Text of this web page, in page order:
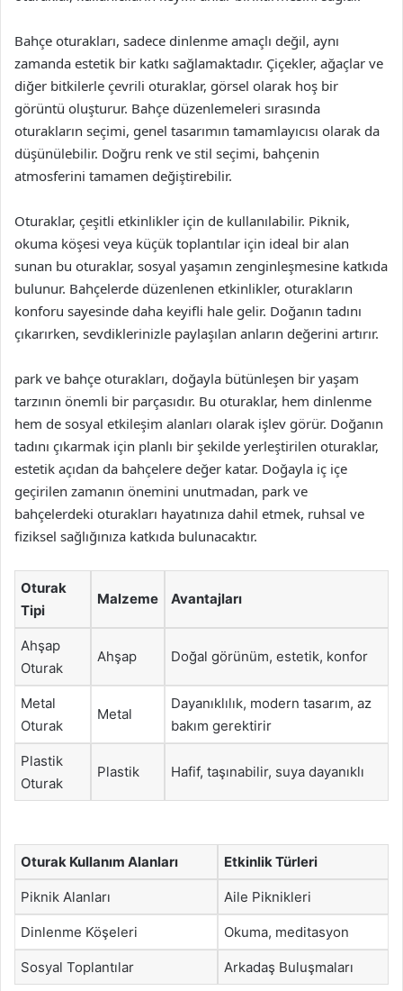
Bahçe oturakları, sadece dinlenme amaçlı değil, aynı
zamanda estetik bir katkı sağlamaktadır. Çiçekler, ağaçlar ve
diğer bitkilerle çevrili oturaklar, görsel olarak hoş bir
görüntü oluşturur. Bahçe düzenlemeleri sırasında
oturakların seçimi, genel tasarımın tamamlayıcısı olarak da
düşünülebilir. Doğru renk ve stil seçimi, bahçenin
atmosferini tamamen değiştirebilir.
Oturaklar, çeşitli etkinlikler için de kullanılabilir. Piknik,
okuma köşesi veya küçük toplantılar için ideal bir alan
sunan bu oturaklar, sosyal yaşamın zenginleşmesine katkıda
bulunur. Bahçelerde düzenlenen etkinlikler, oturakların
konforu sayesinde daha keyifli hale gelir. Doğanın tadını
çıkarırken, sevdiklerinizle paylaşılan anların değerini artırır.
park ve bahçe oturakları, doğayla bütünleşen bir yaşam
tarzının önemli bir parçasıdır. Bu oturaklar, hem dinlenme
hem de sosyal etkileşim alanları olarak işlev görür. Doğanın
tadını çıkarmak için planlı bir şekilde yerleştirilen oturaklar,
estetik açıdan da bahçelere değer katar. Doğayla iç içe
geçirilen zamanın önemini unutmadan, park ve
bahçelerdeki oturakları hayatınıza dahil etmek, ruhsal ve
fiziksel sağlığınıza katkıda bulunacaktır.
Oturak
Tipi
Malzeme Avantajları
Ahşap
Oturak
Ahşap Doğal görünüm, estetik, konfor
Metal
Oturak
Metal
Dayanıklılık, modern tasarım, az
bakım gerektirir
Plastik
Oturak
Plastik Hafif, taşınabilir, suya dayanıklı
Oturak Kullanım Alanları Etkinlik Türleri
Piknik Alanları Aile Piknikleri
Dinlenme Köşeleri Okuma, meditasyon
Sosyal Toplantılar Arkadaş Buluşmaları